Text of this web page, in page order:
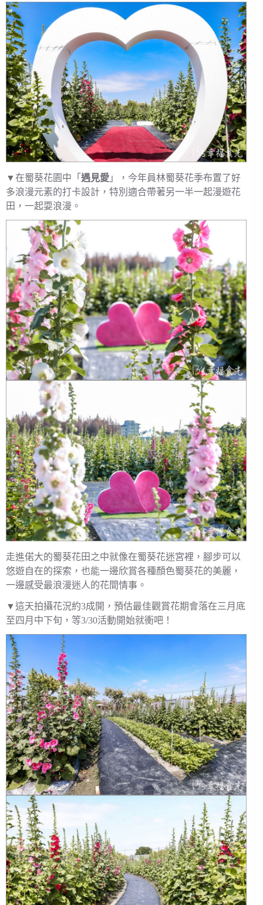
▼在蜀葵花園中「 遇見愛 」，今年員林蜀葵花季布置了好
多浪漫元素的打卡設計，特別適合帶著另一半一起漫遊花
田，一起耍浪漫。
走進偌大的蜀葵花田之中就像在蜀葵花迷宮裡，腳步可以
悠遊自在的探索，也能一邊欣賞各種顏色蜀葵花的美麗，
一邊感受最浪漫迷人的花間情事。
▼這天拍攝花況約3成開，預估最佳觀賞花期會落在三月底
至四月中下旬，等3/30活動開始就衝吧！